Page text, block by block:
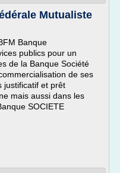
Mutualiste
Banque
publics pour un
de la Banque Société
de ses
justificatif et prêt
mais aussi dans les
SOCIETE